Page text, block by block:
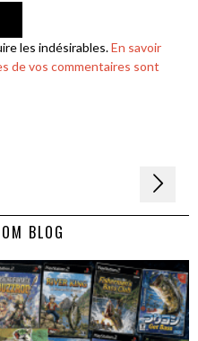
les indésirables.En savoir
de vos commentaires sont
BLOG